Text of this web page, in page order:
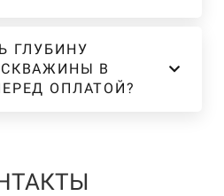
ГЛУБИНУ
В
ОПЛАТОЙ?